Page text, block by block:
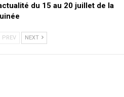
du 15 au 20 juillet de la
PREV NEXT